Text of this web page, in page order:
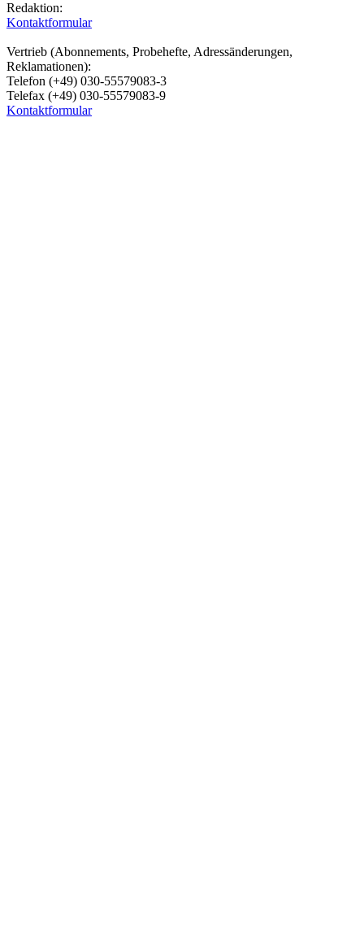
Redaktion:
Kontaktformular
Vertrieb (Abonnements, Probehefte, Adressänderungen,
Reklamationen):
Telefon (+49) 030-55579083-3
Telefax (+49) 030-55579083-9
Kontaktformular